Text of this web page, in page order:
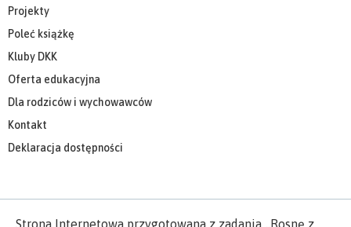
Projekty
Poleć książkę
Kluby DKK
Oferta edukacyjna
Dla rodziców i wychowawców
Kontakt
Deklaracja dostępności